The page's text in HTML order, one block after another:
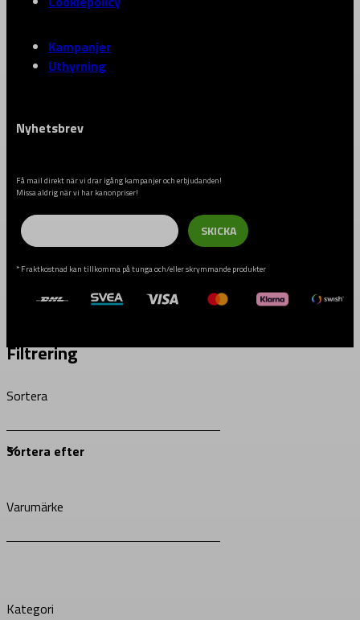
Kampanjer
Uthyrning
Nyhetsbrev
Få mail direkt när vi drar igång kampanjer och erbjudanden!
Missa aldrig när vi har kanonpriser!
Email
SKICKA
* Fraktkostnad kan tillkomma på tunga och/eller skrymmande produkter
Filtrering
Sortera
Varumärke
Kategori